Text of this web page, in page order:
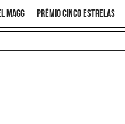
MAGG Prémio Cinco Estrelas